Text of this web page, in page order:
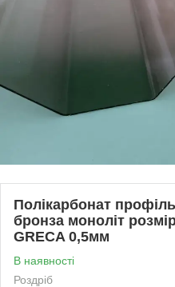
Полікарбонат
бронза моноліт
GRECA 0,5мм
В наявності
Роздріб